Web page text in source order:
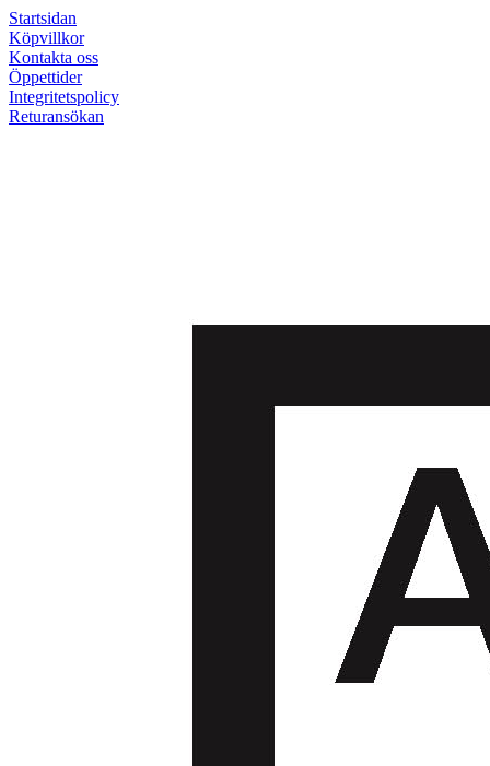
Startsidan
Köpvillkor
Kontakta oss
Öppettider
Integritetspolicy
Returansökan